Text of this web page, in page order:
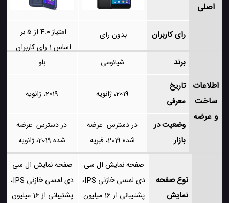
اصلی
رای کاربران بدون رای امتیاز4.0
از 5 بر
اساس1رای کاربران
اطلاعات
ساخت
و عرضه
برند شیائومی بلو
تاریخ
معرفی
2019، ژانویه 2019، ژانویه
وضعیت در
بازار
در دسترس. عرضه
شده 2019، فبریه
در دسترس. عرضه
شده 2019، ژانویه
نوع صفحه
نمایش
صفحه نمایش ال سی
دی لمسی خازنی IPS،
پشتیبانی از 16 میلیون
صفحه نمایش ال سی
دی لمسی خازنی IPS،
پشتیبانی از 16 میلیون